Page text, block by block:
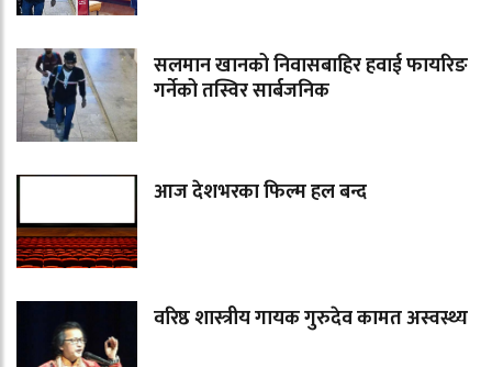
सलमान खानको निवासबाहिर हवाई फायरिङ
गर्नेको तस्विर सार्बजनिक
आज देशभरका फिल्म हल बन्द
वरिष्ठ शास्त्रीय गायक गुरुदेव कामत अस्वस्थ्य